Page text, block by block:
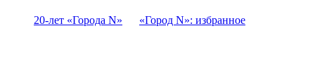
20-лет «Города N» «Город N»: избранное